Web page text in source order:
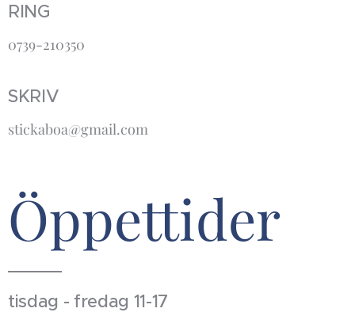
RING
0739-210350
SKRIV
stickaboa@gmail.com
Öppettider
tisdag - fredag 11-17